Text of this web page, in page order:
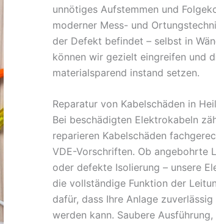
unnötiges Aufstemmen und
moderner Mess- und
der Defekt befindet – selbst in
können wir gezielt eingreifen und
materialsparend instand setzen.
Reparatur von Kabelschäden in
Bei beschädigten Elektrokabeln
reparieren Kabelschäden
VDE-Vorschriften. Ob angebohrte
oder defekte Isolierung – unsere
die vollständige Funktion der
dafür, dass Ihre Anlage
werden kann. Saubere